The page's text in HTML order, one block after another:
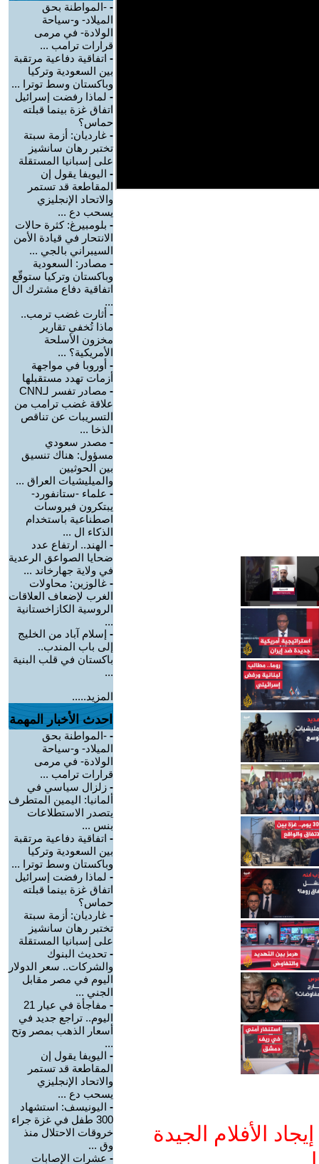
الأفلام الجيدة
- -المواطنة بحق
الميلاد- و-سياحة
الولادة- في مرمى
قرارات ترامب ...
- اتفاقية دفاعية مرتقبة
بين السعودية وتركيا
وباكستان وسط توترا ...
- لماذا رفضت إسرائيل
اتفاق غزة بينما قبلته
حماس؟
- غارديان: أزمة سبتة
تختبر رهان سانشيز
على إسبانيا المستقلة
- اليويفا يقول إن
المقاطعة قد تستمر
والاتحاد الإنجليزي
يسحب دع ...
- بلومبيرغ: كثرة حالات
الانتحار في قيادة الأمن
السيبراني بالجي ...
- مصادر: السعودية
وباكستان وتركيا ستوقّع
اتفاقية دفاع مشترك ال
...
- أثارت غضب ترمب..
ماذا تُخفي تقارير
مخزون الأسلحة
الأمريكية؟ ...
- أوروبا في مواجهة
أزمات تهدد مستقبلها
-
مصادر تفسر لـCNN
علاقة غضب ترامب من
التسريبات عن تناقص
الذخا ...
- مصدر سعودي
مسؤول: هناك تنسيق
بين الحوثيين
والميليشيات العراق ...
- علماء -ستانفورد-
يبتكرون فيروسات
اصطناعية باستخدام
الذكاء ال ...
- الهند.. ارتفاع عدد
ضحايا الصواعق الرعدية
في ولاية جهارخاند ...
- غالوزين: محاولات
الغرب لإضعاف العلاقات
الروسية الكازاخستانية
...
- إسلام آباد من الخليج
إلى باب المندب..
باكستان في قلب البنية
...
المزيد.....
احدث الأخبار المهمة
- -المواطنة بحق
الميلاد- و-سياحة
الولادة- في مرمى
قرارات ترامب ...
- زلزال سياسي في
ألمانيا: اليمين المتطرف
يتصدر الاستطلاعات
بنس ...
- اتفاقية دفاعية مرتقبة
بين السعودية وتركيا
وباكستان وسط توترا ...
- لماذا رفضت إسرائيل
اتفاق غزة بينما قبلته
حماس؟
- غارديان: أزمة سبتة
تختبر رهان سانشيز
على إسبانيا المستقلة
- تحديث البنوك
والشركات.. سعر الدولار
اليوم في مصر مقابل
الجني ...
-
مفاجأة في عيار 21
اليوم.. تراجع جديد في
أسعار الذهب بمصر وتح
...
- اليويفا يقول إن
المقاطعة قد تستمر
والاتحاد الإنجليزي
يسحب دع ...
- اليونيسف: استشهاد
300 طفل في غزة جراء
خروقات الاحتلال منذ
وق ...
- عشرات الإصابات